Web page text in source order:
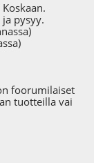
pysyy.
foorumilaiset
tuotteilla vai